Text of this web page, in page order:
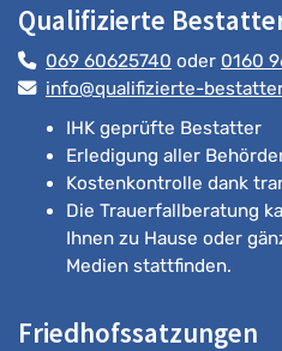
Qualifizierte
069 60625740 oder 0160
info@qualifizierte-
IHK geprüfte Bestatter
Erledigung aller
Kostenkontrolle dank
Die Trauerfallberatung
Ihnen zu Hause oder
Medien stattfinden.
Friedhofssatzungen